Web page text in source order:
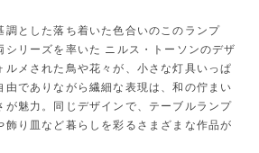
調とした落ち着いた色合いのこのランプ
シリーズを率いた ニルス・トーソンのデザ
ルメされた鳥や花々が、小さな灯具いっぱ
由でありながら繊細な表現は、和の佇まい
が魅力。同じデザインで、テーブルランプ
飾り皿など暮らしを彩るさまざまな作品が